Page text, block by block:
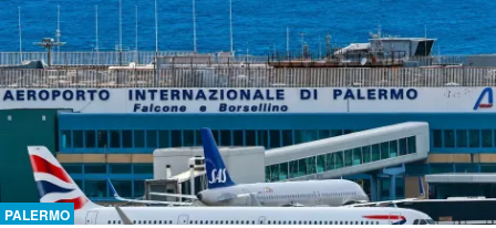
PALERMO